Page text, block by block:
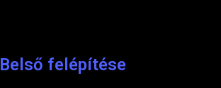
Belső felépítése